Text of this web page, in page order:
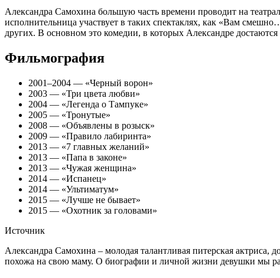
Александра Самохина большую часть времени проводит на
исполнительница участвует в таких спектаклях, как «Вам
других. В основном это комедии, в которых Александре достаются
Фильмография
2001–2004 — «Черный ворон»
2003 — «Три цвета любви»
2004 — «Легенда о Тампуке»
2005 — «Тронутые»
2008 — «Объявлены в розыск»
2009 — «Правило лабиринта»
2013 — «7 главных желаний»
2013 — «Папа в законе»
2013 — «Чужая женщина»
2014 — «Испанец»
2014 — «Ультиматум»
2015 — «Лучше не бывает»
2015 — «Охотник за головами»
Источник
Александра Самохина – молодая талантливая питерская
похожа на свою маму. О биографии и личной жизни девушки мы